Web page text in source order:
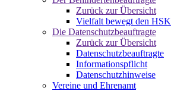
Zurück zur Übersicht
Vielfalt bewegt den HSK
Die Datenschutzbeauftragte
Zurück zur Übersicht
Datenschutzbeauftragte
Informationspflicht
Datenschutzhinweise
Vereine und Ehrenamt